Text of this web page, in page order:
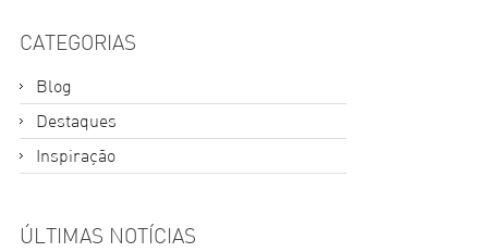
CATEGORIAS
Blog
Destaques
Inspiração
ÚLTIMAS NOTÍCIAS